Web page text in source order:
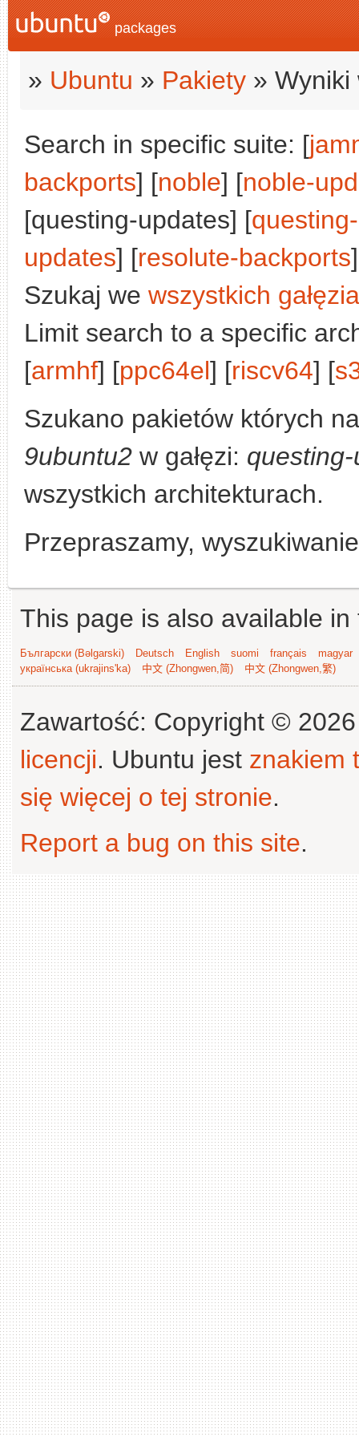
packages
» Ubuntu » Pakiety » Wyniki
Search in specific suite: [
backports] [noble] [noble-
[questing-updates] [
updates] [resolute-backports
Szukaj we wszystkich
Limit search to a specific
[armhf] [ppc64el] [riscv64] [
Szukano pakietów których
9ubuntu2 w gałęzi:
wszystkich architekturach.
Przepraszamy,
This page is also available
Български (Bəlgarski) Deutsch English suomi français
magyar
українська (ukrajins'ka)
中文 (Zhongwen,简) 中文 (Zhongwen,繁)
Zawartość: Copyright ©
licencji. Ubuntu jest znakiem
się więcej o tej stronie.
Report a bug on this site.